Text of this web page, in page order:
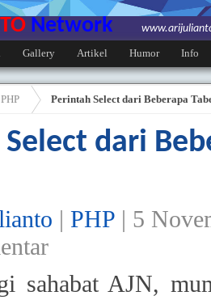
Network
Gallery Artikel Humor Info
PHP Perintah Select dari Beberapa
dari
| PHP | 5
sahabat AJN,